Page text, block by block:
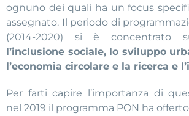
ognuno dei quali ha un focus
assegnato. Il periodo di
(2014-2020) si è concentrato
l’inclusione sociale, lo sviluppo
l’economia circolare e la ricerca e
Per farti capire l’importanza di
nel 2019 il programma PON ha